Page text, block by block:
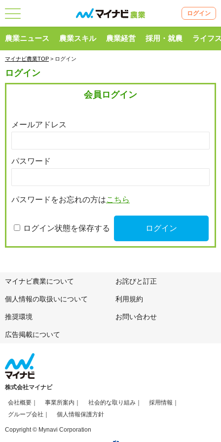
ログイン
農業ニュース 農業スキル 農業経営 採用・就農 ライフ
マイナビ農業TOP > ログイン
ログイン
会員ログイン
メールアドレス
パスワード
パスワードをお忘れの方はこちら
ログイン状態を保存する
マイナビ農業について お詫びと訂正
個人情報の取扱いについて 利用規約
推奨環境 お問い合わせ
広告掲載について
株式会社マイナビ
会社概要 事業所案内 社会的な取り組み
採用情報
グループ会社
個人情報保護方針
Copyright © Mynavi Corporation